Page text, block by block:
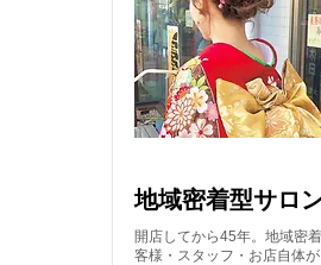
地域密着型サロ
開店してから45年。地域密
客様・スタッフ・お店自体